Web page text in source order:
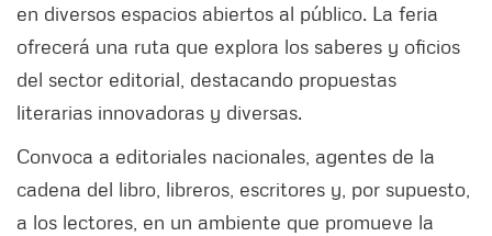
en diversos espacios abiertos al público. La feria
ofrecerá una ruta que explora los saberes y oficios
del sector editorial, destacando propuestas
literarias innovadoras y diversas.
Convoca a editoriales nacionales, agentes de la
cadena del libro, libreros, escritores y, por supuesto,
a los lectores, en un ambiente que promueve la